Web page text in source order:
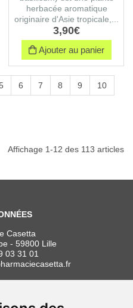
herbacée aromatique
originaire d'Asie tropicale,...
3,90€
Ajouter au panier
6 7 8 9 10
Affichage 1-12 des 113 articles
Casetta
- 59800 Lille
03 31 01
: 8h30 à 19h30